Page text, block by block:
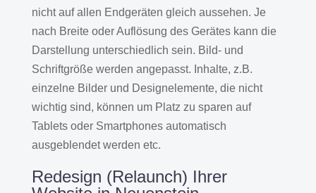
nicht auf allen Endgeräten gleich aussehen. Je
nach Breite oder Auflösung des Gerätes kann die
Darstellung unterschiedlich sein. Bild- und
Schriftgröße werden angepasst. Inhalte, z.B.
einzelne Bilder und Designelemente, die nicht
wichtig sind, können um Platz zu sparen auf
Tablets oder Smartphones automatisch
ausgeblendet werden etc.
Redesign (Relaunch) Ihrer